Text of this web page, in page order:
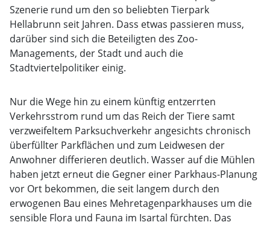
Szenerie rund um den so beliebten Tierpark
Hellabrunn seit Jahren. Dass etwas passieren muss,
darüber sind sich die Beteiligten des Zoo-
Managements, der Stadt und auch die
Stadtviertelpolitiker einig.
Nur die Wege hin zu einem künftig entzerrten
Verkehrsstrom rund um das Reich der Tiere samt
verzweifeltem Parksuchverkehr angesichts chronisch
überfüllter Parkflächen und zum Leidwesen der
Anwohner differieren deutlich. Wasser auf die Mühlen
haben jetzt erneut die Gegner einer Parkhaus-Planung
vor Ort bekommen, die seit langem durch den
erwogenen Bau eines Mehretagenparkhauses um die
sensible Flora und Fauna im Isartal fürchten. Das